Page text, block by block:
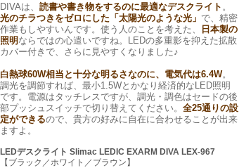
DIVAは、 読書や書き物をするのに最適なデスクライト 。
光のチラつきをゼロにした「太陽光のような光」 で、精密
作業もしやすいんです。使う人のことを考えた、
日本製の
照明 ならではの心遣いですね。LEDの多重影を抑えた拡散
カバー付きで、さらに見やすくなりました♪
白熱球60W相当と十分な明るさなのに、電気代は6.4W。
調光を調節すれば、最小1.5Wとかなり経済的なLED照明
です。電源はタッチレスですが、調光・調色はセードの後
部プッシュスイッチで切り替えてください。 全25通りの設
定ができるので、貴方の好みに自在に合わせることが出来
ますよ。
LEDデスクライト Slimac LEDIC EXARM DIVA LEX-967
【ブラック／ホワイト／ブラウン】